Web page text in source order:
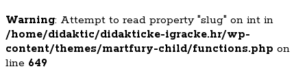
Warning: Attempt to read property "slug" on int in
/home/didaktic/didakticke-igracke.hr/wp-
content/themes/martfury-child/functions.php on
line 649